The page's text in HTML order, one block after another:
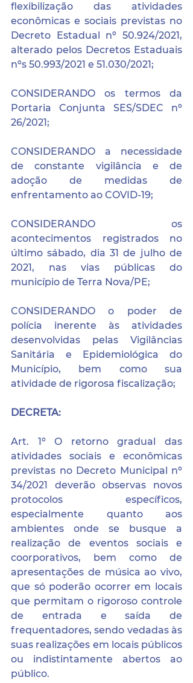
flexibilização das atividades
econômicas e sociais previstas no
Decreto Estadual nº 50.924/2021,
alterado pelos Decretos Estaduais
nºs 50.993/2021 e 51.030/2021;
CONSIDERANDO os termos da
Portaria Conjunta SES/SDEC nº
26/2021;
CONSIDERANDO a necessidade
de constante vigilância e de
adoção de medidas de
enfrentamento ao COVID-19;
CONSIDERANDO os
acontecimentos registrados no
último sábado, dia 31 de julho de
2021, nas vias públicas do
município de Terra Nova/PE;
CONSIDERANDO o poder de
polícia inerente às atividades
desenvolvidas pelas Vigilâncias
Sanitária e Epidemiológica do
Município, bem como sua
atividade de rigorosa fiscalização;
DECRETA:
Art. 1º O retorno gradual das
atividades sociais e econômicas
previstas no Decreto Municipal nº
34/2021 deverão observas novos
protocolos específicos,
especialmente quanto aos
ambientes onde se busque a
realização de eventos sociais e
coorporativos, bem como de
apresentações de música ao vivo,
que só poderão ocorrer em locais
que permitam o rigoroso controle
de entrada e saída de
frequentadores, sendo vedadas às
suas realizações em locais públicos
ou indistintamente abertos ao
público.